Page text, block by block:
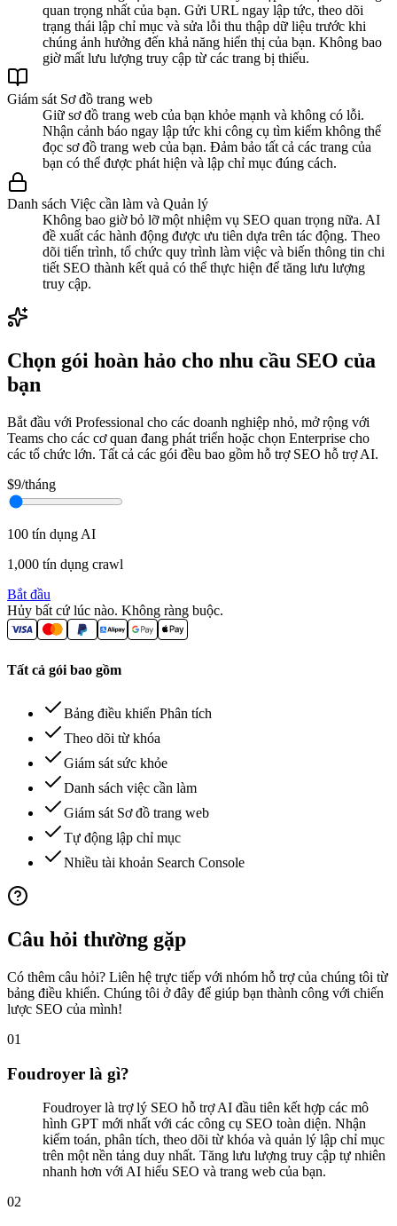
quan trọng nhất của bạn. Gửi URL ngay lập tức, theo dõi
trạng thái lập chỉ mục và sửa lỗi thu thập dữ liệu trước khi
chúng ảnh hưởng đến khả năng hiển thị của bạn. Không bao
giờ mất lưu lượng truy cập từ các trang bị thiếu.
Giám sát Sơ đồ trang web
Giữ sơ đồ trang web của bạn khỏe mạnh và không có lỗi.
Nhận cảnh báo ngay lập tức khi công cụ tìm kiếm không thể
đọc sơ đồ trang web của bạn. Đảm bảo tất cả các trang của
bạn có thể được phát hiện và lập chỉ mục đúng cách.
Danh sách Việc cần làm và Quản lý
Không bao giờ bỏ lỡ một nhiệm vụ SEO quan trọng nữa. AI
đề xuất các hành động được ưu tiên dựa trên tác động. Theo
dõi tiến trình, tổ chức quy trình làm việc và biến thông tin chi
tiết SEO thành kết quả có thể thực hiện để tăng lưu lượng
truy cập.
Chọn gói hoàn hảo cho nhu cầu SEO của
bạn
Bắt đầu với Professional cho các doanh nghiệp nhỏ, mở rộng với
Teams cho các cơ quan đang phát triển hoặc chọn Enterprise cho
các tổ chức lớn. Tất cả các gói đều bao gồm hỗ trợ SEO hỗ trợ AI.
$9/tháng
100 tín dụng AI
1,000 tín dụng crawl
Bắt đầu
Hủy bất cứ lúc nào. Không ràng buộc.
Tất cả gói bao gồm
Bảng điều khiển Phân tích
Theo dõi từ khóa
Giám sát sức khỏe
Danh sách việc cần làm
Giám sát Sơ đồ trang web
Tự động lập chỉ mục
Nhiều tài khoản Search Console
Câu hỏi thường gặp
Có thêm câu hỏi? Liên hệ trực tiếp với nhóm hỗ trợ của chúng tôi từ
bảng điều khiển. Chúng tôi ở đây để giúp bạn thành công với chiến
lược SEO của mình!
01
Foudroyer là gì?
Foudroyer là trợ lý SEO hỗ trợ AI đầu tiên kết hợp các mô
hình GPT mới nhất với các công cụ SEO toàn diện. Nhận
kiểm toán, phân tích, theo dõi từ khóa và quản lý lập chỉ mục
trên một nền tảng duy nhất. Tăng lưu lượng truy cập tự nhiên
nhanh hơn với AI hiểu SEO và trang web của bạn.
02